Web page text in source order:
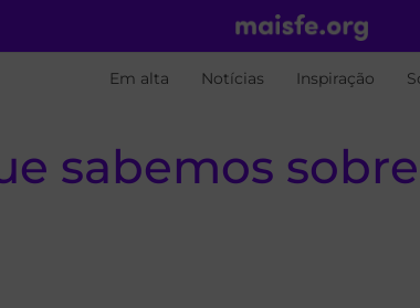
Em alta Notícias Inspiração
sabemos